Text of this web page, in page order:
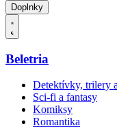
Doplnky
Beletria
Detektívky, trilery
Sci-fi a fantasy
Komiksy
Romantika